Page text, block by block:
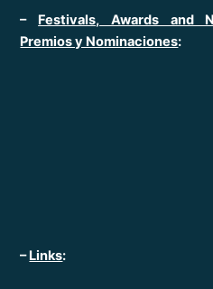
– Festivals, Awards and
Premios y Nominaciones:
–Links: